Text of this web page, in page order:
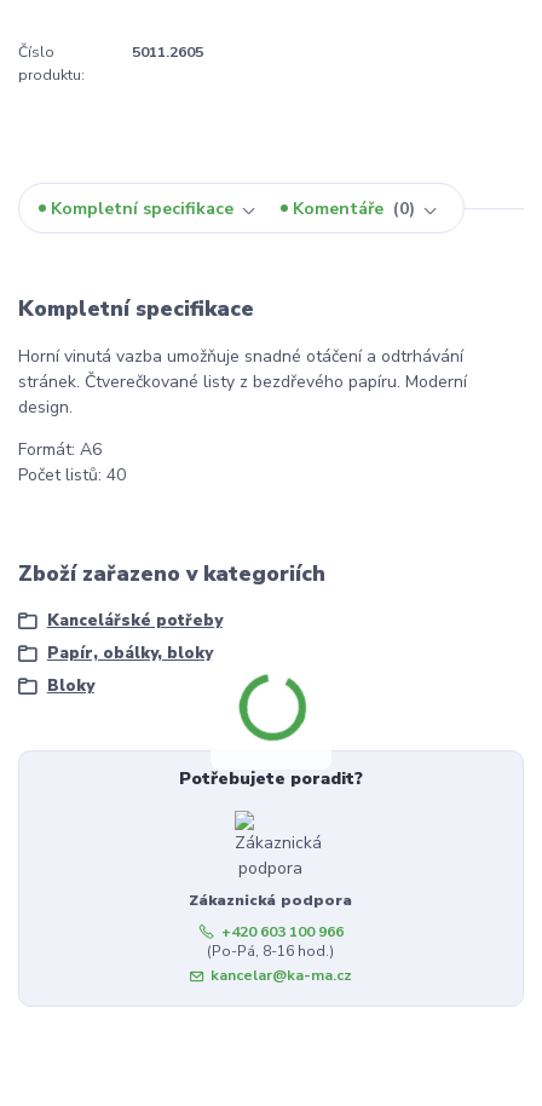
Číslo
produktu:
5011.2605
Kompletní specifikace Komentáře 0
Kompletní specifikace
Horní vinutá vazba umožňuje snadné otáčení a odtrhávání
stránek. Čtverečkované listy z bezdřevého papíru. Moderní
design.
Formát: A6
Počet listů: 40
Zboží zařazeno v kategoriích
Kancelářské potřeby
Papír, obálky, bloky
Bloky
Potřebujete poradit?
Zákaznická podpora
+420 603 100 966
(Po-Pá, 8-16 hod.)
kancelar@ka-ma.cz